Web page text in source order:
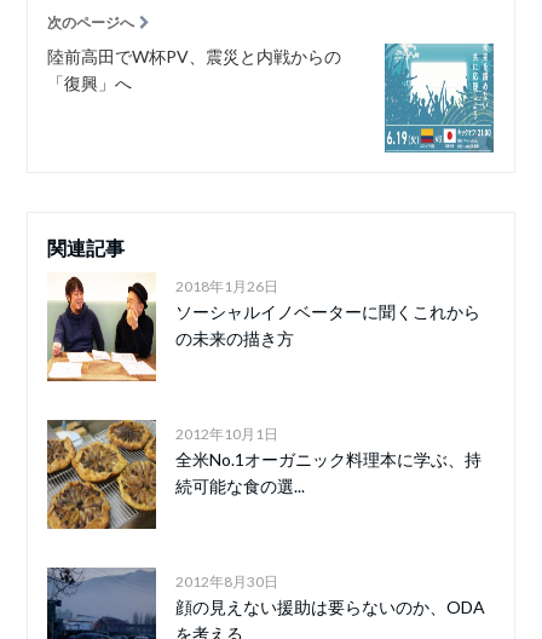
次のページへ
陸前高田でW杯PV、震災と内戦からの
「復興」へ
関連記事
2018年1月26日
ソーシャルイノベーターに聞くこれから
の未来の描き方
2012年10月1日
全米No.1オーガニック料理本に学ぶ、持
続可能な食の選...
2012年8月30日
顔の見えない援助は要らないのか、ODA
を考える